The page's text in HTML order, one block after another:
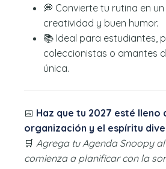
💭 Convierte tu rutina en
creatividad y buen humor.
📚 Ideal para estudiantes,
coleccionistas o amantes
única.
📅 Haz que tu 2027 esté lleno
organización y el espíritu
🛒 Agrega tu Agenda Snoopy
comienza a planificar con la